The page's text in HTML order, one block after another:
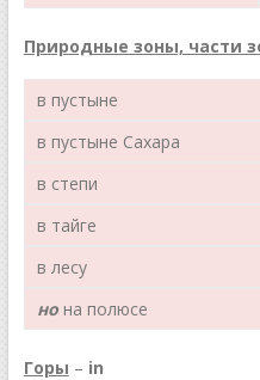
Природные зоны, части
в пустыне
в пустыне Сахара
в степи
в тайге
в лесу
нона полюсе
Горы – in